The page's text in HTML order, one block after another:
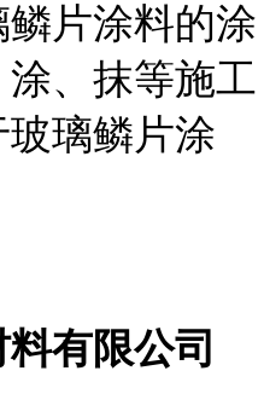
片涂料的涂
、抹等施工
璃鳞片涂
有限公司